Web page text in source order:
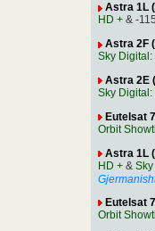
Astra 1L
HD + & -
Astra 2F
Sky Digital
Astra 2E
Sky Digital :
Eutelsat
Orbit
Astra 1L
HD + &
Eutelsat
Orbit